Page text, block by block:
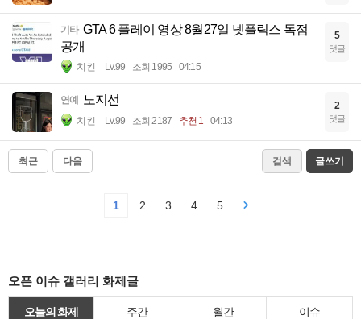
기타 GTA 6 플레이 영상 8월27일 넷플릭스 독점
공개
치킨 Lv.99 조회 1995 04:15
5
댓글
연예 노지선
치킨 Lv.99 조회 2187 추천 1 04:13
2
댓글
최근 다음 검색 글쓰기
1 2 3 4 5
오픈 이슈 갤러리 화제글
오늘의 화제 주간 월간 이슈